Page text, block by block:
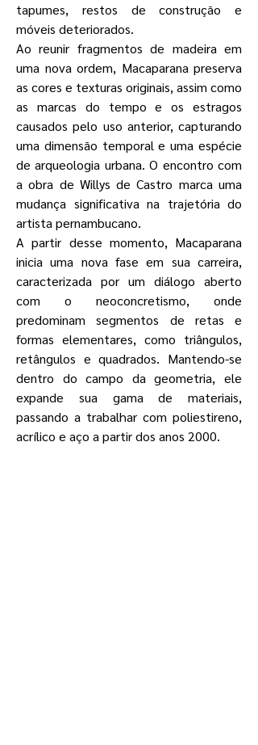
tapumes, restos de construção e
móveis deteriorados.
Ao reunir fragmentos de madeira em
uma nova ordem, Macaparana preserva
as cores e texturas originais, assim como
as marcas do tempo e os estragos
causados pelo uso anterior, capturando
uma dimensão temporal e uma espécie
de arqueologia urbana. O encontro com
a obra de Willys de Castro marca uma
mudança significativa na trajetória do
artista pernambucano.
A partir desse momento, Macaparana
inicia uma nova fase em sua carreira,
caracterizada por um diálogo aberto
com o neoconcretismo, onde
predominam segmentos de retas e
formas elementares, como triângulos,
retângulos e quadrados. Mantendo-se
dentro do campo da geometria, ele
expande sua gama de materiais,
passando a trabalhar com poliestireno,
acrílico e aço a partir dos anos 2000.